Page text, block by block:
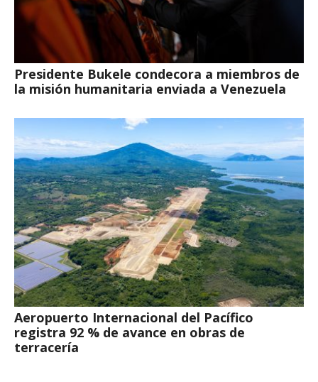
Presidente Bukele condecora a miembros de
la misión humanitaria enviada a Venezuela
Aeropuerto Internacional del Pacífico
registra 92 % de avance en obras de
terracería